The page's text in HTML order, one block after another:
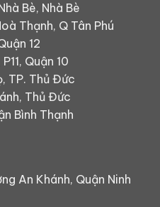
Bè, Nhà Bè
Thạnh, Q Tân Phú
12
Quận 10
TP. Thủ Đức
Thủ Đức
Bình Thạnh
An Khánh, Quận Ninh